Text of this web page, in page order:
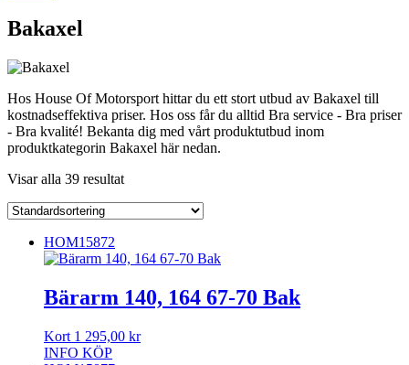
Bakaxel
Hos House Of Motorsport hittar du ett stort utbud av Bakaxel till
kostnadseffektiva priser. Hos oss får du alltid Bra service - Bra priser
- Bra kvalité! Bekanta dig med vårt produktutbud inom
produktkategorin Bakaxel här nedan.
Visar alla 39 resultat
HOM15872
Bärarm 140, 164 67-70 Bak
Kort 1 295,00 kr
INFO KÖP